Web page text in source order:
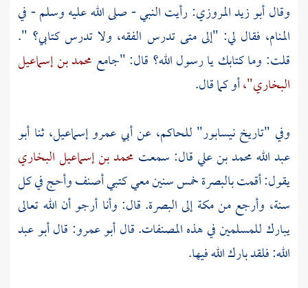
وقالأبو زيد المروزي:رأيت النبي - صلى الله عليه وسلم - في
المنام، فقال لي: "إلى متى تدرس الفقه، ولا تدرس كتابي؟ ".
قلت: وما كتابك يا رسول الله؟ قال: "جامع محمد بن إسماعيل
البخاري"،أو كما قال.
وفي "تاريخنيسابور" للحاكم، عنأبي عمرو إسماعيل،ثنا أبو
عبد الله محمد بن عليقال: سمعت محمد بن إسماعيل البخاري
يقول: أقمتبالبصرةخمس سنين معي كتبي أصنف وأحج في كل
سنة، وأرجع منمكةإلىالبصرة. قال: وأنا أرجو أن الله تعالى
يبارك للمسلمين في هذه المصنفات. قالأبو عمرو: قالأبو عبد
الله:فلقد بارك الله فيها.